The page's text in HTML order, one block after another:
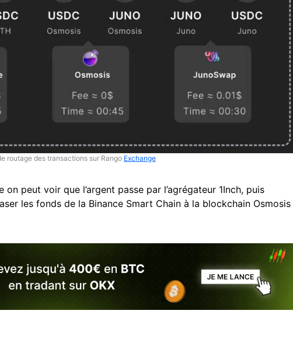
routage des transactions sur Rango Exchange
on peut voir que l’argent passe par l’agrégateur 1Inch, puis
les fonds de la Binance Smart Chain à la blockchain Osmosis